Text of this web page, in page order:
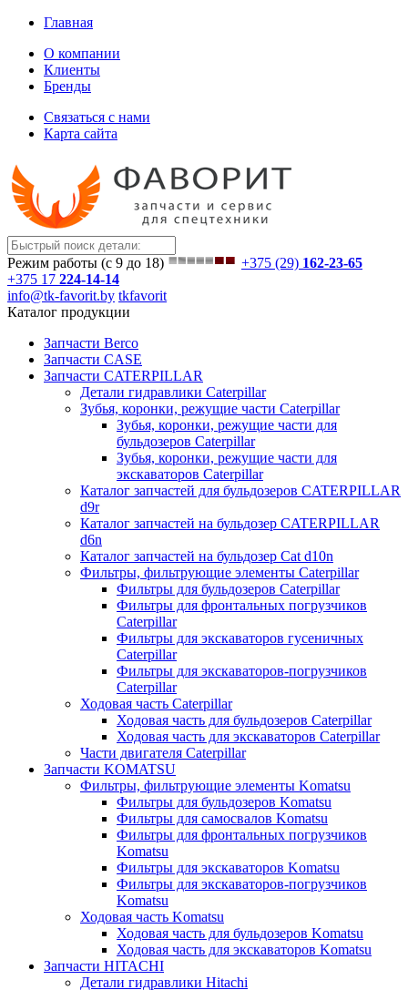
Главная
О компании
Клиенты
Бренды
Связаться с нами
Карта сайта
Режим работы (с 9 до 18) +375 (29) 162-23-65
+375 17 224-14-14
info@tk-favorit.by tkfavorit
Каталог продукции
Запчасти Berco
Запчасти CASE
Запчасти CATERPILLAR
Детали гидравлики Caterpillar
Зубья, коронки, режущие части Caterpillar
Зубья, коронки, режущие части для
бульдозеров Caterpillar
Зубья, коронки, режущие части для
экскаваторов Caterpillar
Каталог запчастей для бульдозеров CATERPILLAR
d9r
Каталог запчастей на бульдозер CATERPILLAR
d6n
Каталог запчастей на бульдозер Сat d10n
Фильтры, фильтрующие элементы Caterpillar
Фильтры для бульдозеров Caterpillar
Фильтры для фронтальных погрузчиков
Caterpillar
Фильтры для экскаваторов гусеничных
Caterpillar
Фильтры для экскаваторов-погрузчиков
Caterpillar
Ходовая часть Caterpillar
Ходовая часть для бульдозеров Caterpillar
Ходовая часть для экскаваторов Caterpillar
Части двигателя Caterpillar
Запчасти KOMATSU
Фильтры, фильтрующие элементы Komatsu
Фильтры для бульдозеров Komatsu
Фильтры для самосвалов Komatsu
Фильтры для фронтальных погрузчиков
Komatsu
Фильтры для экскаваторов Komatsu
Фильтры для экскаваторов-погрузчиков
Komatsu
Ходовая часть Komatsu
Ходовая часть для бульдозеров Komatsu
Ходовая часть для экскаваторов Komatsu
Запчасти HITACHI
Детали гидравлики Hitachi